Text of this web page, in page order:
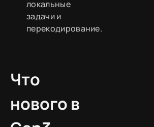
локальные
задачи и
перекодирование.
Что
нового в